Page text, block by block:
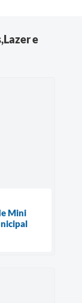
e
Mini